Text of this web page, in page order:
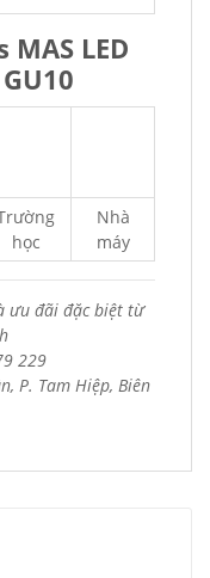
LED
học
Nhà
máy
ưu đãi đặc biệt từ
229
P. Tam Hiệp, Biên